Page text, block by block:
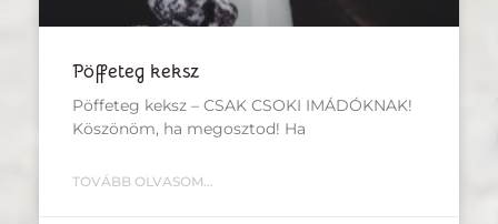
Pöffeteg keksz
Pöffeteg keksz – CSAK CSOKI IMÁDÓKNAK!
Köszönöm, ha megosztod! Ha
TOVÁBB OLVASOM...